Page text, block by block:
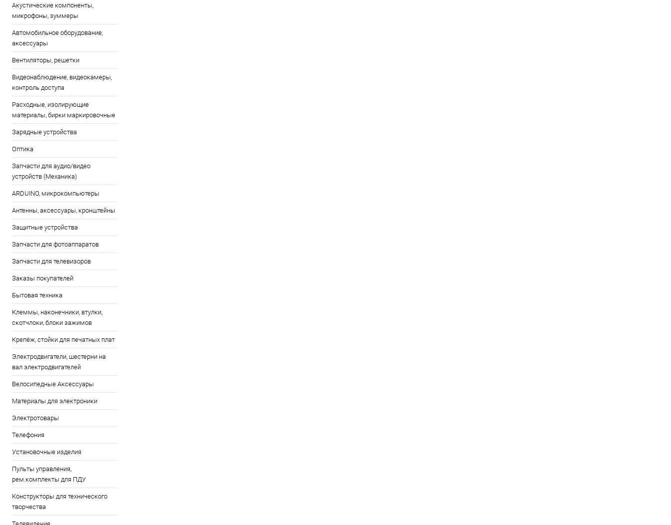
Акустические компоненты,
микрофоны, зуммеры
Автомобильное оборудование,
аксессуары
Вентиляторы, решетки
Видеонаблюдение, видеокамеры,
контроль доступа
Расходные, изолирующие
материалы, бирки маркировочные
Зарядные устройства
Оптика
Запчасти для аудио/видео
устройств (Механика)
ARDUINO, микрокомпьютеры
Антенны, аксессуары, кронштейны
Защитные устройства
Запчасти для фотоаппаратов
Запчасти для телевизоров
Заказы покупателей
Бытовая техника
Клеммы, наконечники, втулки,
скотчлоки, блоки зажимов
Крепёж, стойки для печатных плат
Электродвигатели, шестерни на
вал электродвигателей
Велосипедные Аксессуары
Материалы для электроники
Электротовары
Телефония
Установочные изделия
Пульты управления,
рем.комплекты для ПДУ
Конструкторы для технического
творчества